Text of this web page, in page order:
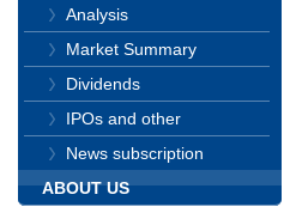
Analysis
Market Summary
Dividends
IPOs and other
News subscription
ABOUT US